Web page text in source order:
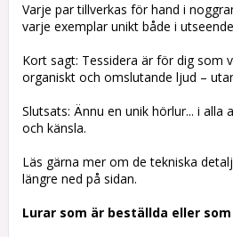
Varje par tillverkas för hand i
varje exemplar unikt både i
Kort sagt: Tessidera är för dig som
organiskt och omslutande ljud –
Slutsats: Ännu en unik hörlur... i alla
och känsla.
Läs gärna mer om de tekniska
längre ned på sidan.
Lurar som är beställda eller